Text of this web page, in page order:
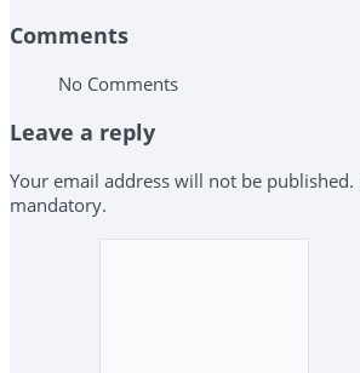
Comments
No Comments
Leave a reply
Your email address will not be
mandatory.